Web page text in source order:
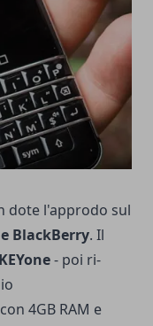
dote l'approdo sul
BlackBerry. Il
KEYone- poi ri-
4GB RAM e